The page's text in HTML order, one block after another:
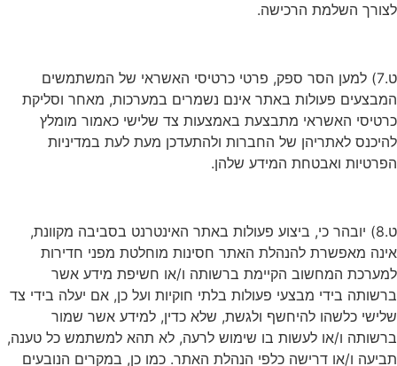
לצורך השלמת הרכישה.
ט.7) למען הסר ספק, פרטי כרטיסי האשראי של המשתמשים
המבצעים פעולות באתר אינם נשמרים במערכות, מאחר וסליקת
כרטיסי האשראי מתבצעת באמצעות צד שלישי כאמור מומלץ
להיכנס לאתריהן של החברות ולהתעדכן מעת לעת במדיניות
הפרטיות ואבטחת המידע שלהן.
ט.8) יובהר כי, ביצוע פעולות באתר האינטרנט בסביבה מקוונת,
אינה מאפשרת להנהלת האתר חסינות מוחלטת מפני חדירות
למערכת המחשוב הקיימת ברשותה ו/או חשיפת מידע אשר
ברשותה בידי מבצעי פעולות בלתי חוקיות ועל כן, אם יעלה בידי צד
שלישי כלשהו להיחשף ולגשת, שלא כדין, למידע אשר שמור
ברשותה ו/או לעשות בו שימוש לרעה, לא תהא למשתמש כל טענה,
תביעה ו/או דרישה כלפי הנהלת האתר. כמו כן, במקרים הנובעים